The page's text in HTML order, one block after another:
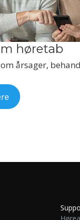
høretab
årsager,